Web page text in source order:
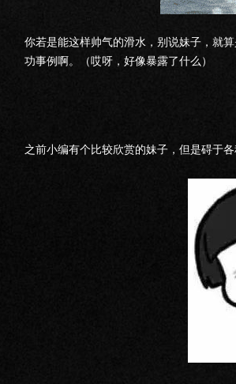
你若是能这样帅气的滑水，别说妹子，就
功事例啊。（哎呀，好像暴露了什么）
之前小编有个比较欣赏的妹子，但是碍于